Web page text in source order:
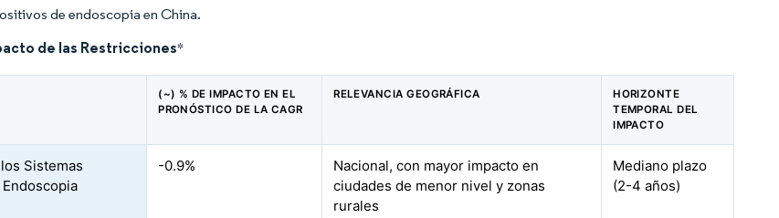
de endoscopia en China.
de las Restricciones*
(~) % DE IMPACTO EN EL
PRONÓSTICO DE LA CAGR
RELEVANCIA GEOGRÁFICA
HORIZONTE
TEMPORAL DEL
IMPACTO
Sistemas
-0.9%
Nacional, con mayor impacto en
ciudades de menor nivel y zonas
rurales
Mediano plazo
(2-4 años)